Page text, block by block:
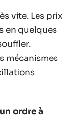
vite. Les prix
en quelques
mécanismes
ordre à